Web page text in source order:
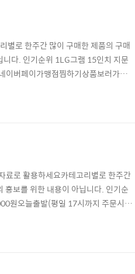
별로 한주간 많이 구매한 제품의 구매
다. 인기순위 1LG그램 15인치 지문
이버페이가맹점찜하기상품보러가기
료오늘출발(평일 15시까지 주문
로 활용하세요카테고리별로 한주간
보를 위한 내용이 아닙니다. 인기순
원오늘출발(평일 17시까지 주문시)흥
R175149,000원무료오늘출발(평